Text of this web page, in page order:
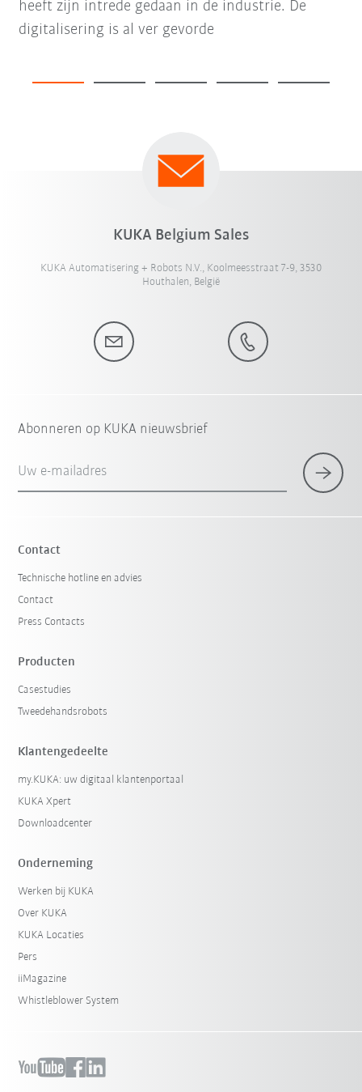
heeft zijn intrede gedaan in de industrie. De
digitalisering is al ver gevorde
KUKA Belgium Sales
KUKA Automatisering + Robots N.V., Koolmeesstraat 7-9, 3530
Houthalen, België
Abonneren op KUKA nieuwsbrief
Uw e-mailadres
Contact
Technische hotline en advies
Contact
Press Contacts
Producten
Casestudies
Tweedehandsrobots
Klantengedeelte
my.KUKA: uw digitaal klantenportaal
KUKA Xpert
Downloadcenter
Onderneming
Werken bij KUKA
Over KUKA
KUKA Locaties
Pers
iiMagazine
Whistleblower System